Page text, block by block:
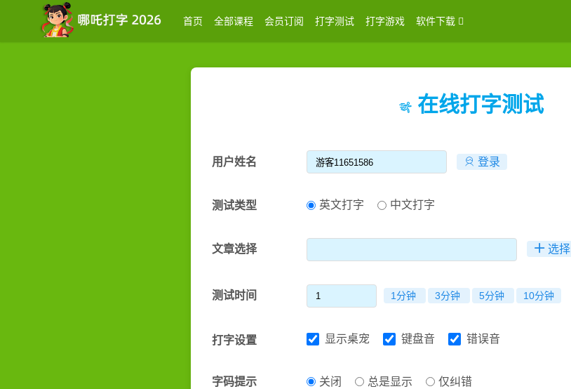
首页 全部课程 会员订阅 打字测试 打字游戏 软件下载
登录
在线打字测试
用户姓名 登录
测试类型 英文打字 中文打字
文章选择 选择
测试时间 1分钟 3分钟 5分钟 10分钟
打字设置 显示桌宠 键盘音 错误音
字码提示 关闭 总是显示 仅纠错